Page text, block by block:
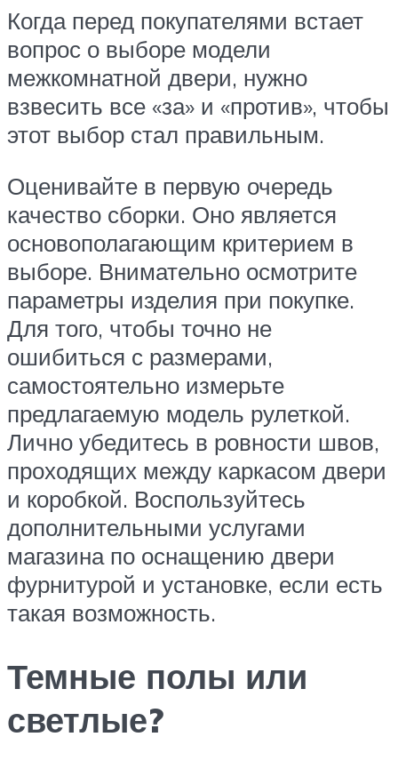
Когда перед покупателями встает
вопрос о выборе модели
межкомнатной двери, нужно
взвесить все «за» и «против», чтобы
этот выбор стал правильным.
Оценивайте в первую очередь
качество сборки. Оно является
основополагающим критерием в
выборе. Внимательно осмотрите
параметры изделия при покупке.
Для того, чтобы точно не
ошибиться с размерами,
самостоятельно измерьте
предлагаемую модель рулеткой.
Лично убедитесь в ровности швов,
проходящих между каркасом двери
и коробкой. Воспользуйтесь
дополнительными услугами
магазина по оснащению двери
фурнитурой и установке, если есть
такая возможность.
Темные полы или
светлые?